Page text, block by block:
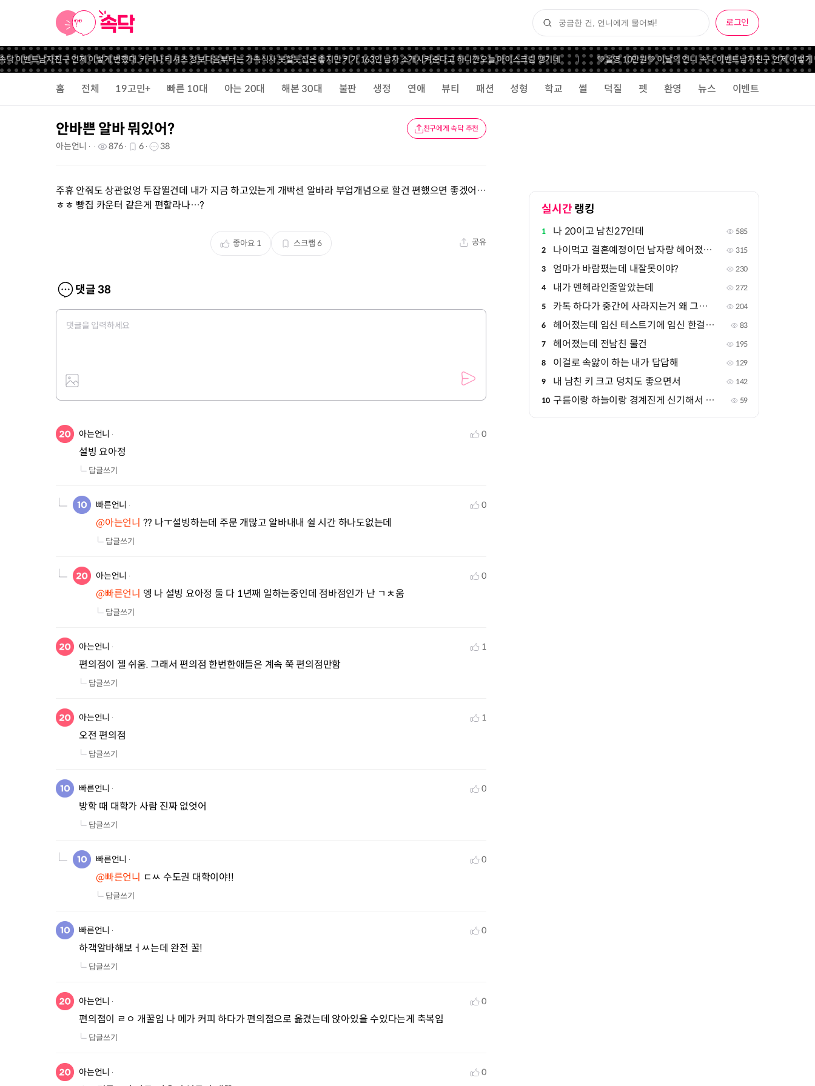
로그인
벤트남자친구 언제 이렇게 변했대..카리나 티셔츠 정보다음부터는 가족식사 못할듯집은 좋지만 키가 163인 남자 소개시켜준다고 하니깐오늘 아이스크림 땡기네 💚올영 10만원💚 이달의 언니 속닥 이벤트남자친구 언제 이렇게 변했
홈 전체 19고민+ 빠른 10대 아는 20대 해본 30대 불판 생정 연애 뷰티 패션 성형 학교 썰 덕질 펫 환영 뉴스 이벤트
안바쁜 알바 뭐있어? 친구에게 속닥 추천
아는언니 876 6 38
주휴 안줘도 상관없엉 투잡뛸건데 내가 지금 하고있는게 개빡센 알바라 부업개념으로 할건 편했으면 좋겠어…
ㅎㅎ 빵집 카운터 같은게 편할라나…?
좋아요 1 스크랩 6 공유
댓글38
아는언니 0
설빙 요아정
답글쓰기
빠른언니 0
@아는언니 ?? 나ㅜ설빙하는데 주문 개많고 알바내내 쉴 시간 하나도없는데
답글쓰기
아는언니 0
@빠른언니 엥 나 설빙 요아정 둘 다 1년째 일하는중인데 점바점인가 난 ㄱㅊ움
답글쓰기
아는언니 1
편의점이 젤 쉬움. 그래서 편의점 한번한애들은 계속 쭉 편의점만함
답글쓰기
아는언니 1
오전 편의점
답글쓰기
빠른언니 0
방학 때 대학가 사람 진짜 없엇어
답글쓰기
빠른언니 0
@빠른언니 ㄷㅆ 수도권 대학이야!!
답글쓰기
빠른언니 0
하객알바해보ㅓㅆ는데 완전 꿀!
답글쓰기
아는언니 0
편의점이 ㄹㅇ 개꿀임 나 메가 커피 하다가 편의점으로 옮겼는데 앉아있을 수있다는게 축복임
답글쓰기
아는언니 0
실시간 랭킹
1 나 20이고 남친27인데 585
2 나이먹고 결혼예정이던 남자랑 헤어졌는데..오바인가 315
3 엄마가 바람폈는데 내잘못이야? 230
4 내가 멘헤라인줄알았는데 272
5 카톡 하다가 중간에 사라지는거 왜 그러는거야? 204
6 헤어졌는데 임신 테스트기에 임신 한걸로 떴어 83
7 헤어졌는데 전남친 물건 195
8 이걸로 속앓이 하는 내가 답답해 129
9 내 남친 키 크고 덩치도 좋으면서 142
10 구름이랑 하늘이랑 경계진게 신기해서 올려봐~! 59